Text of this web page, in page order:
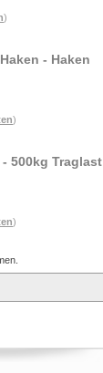
)
- Haken
)
500kg Traglast
)